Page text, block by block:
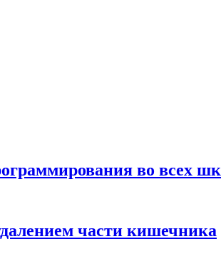
во всех
части кишечника